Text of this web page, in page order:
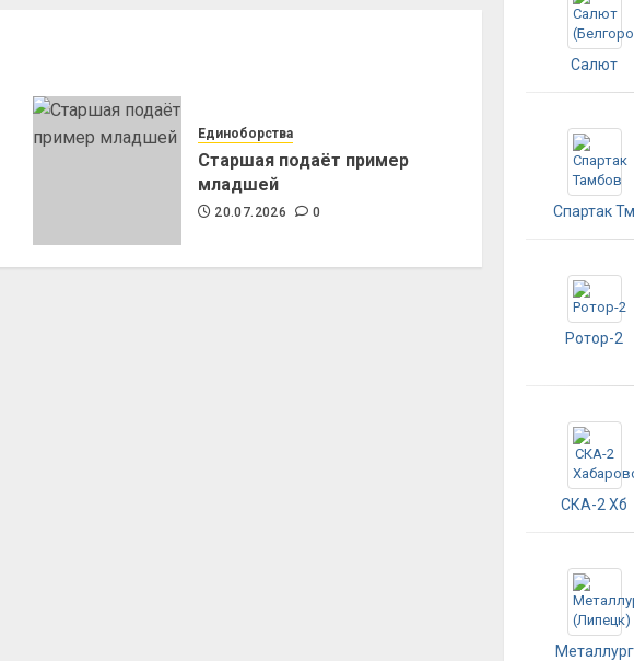
Единоборства
Старшая подаёт пример
младшей
20.07.2026 0
Салют
Спартак Тм
Ротор-2
СКА-2 Хб
Металлург